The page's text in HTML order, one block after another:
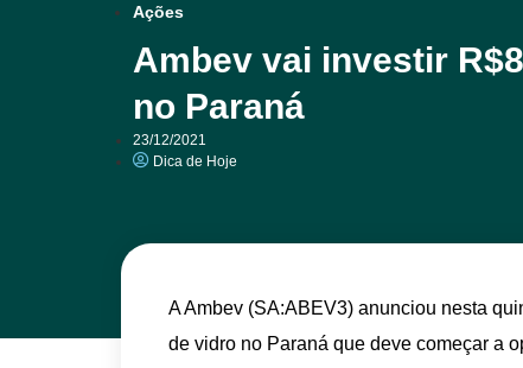
Ações
Ambev vai investir
no Paraná
23/12/2021
Dica de Hoje
A Ambev (SA:ABEV3) anunciou nesta
de vidro no Paraná que deve começar a